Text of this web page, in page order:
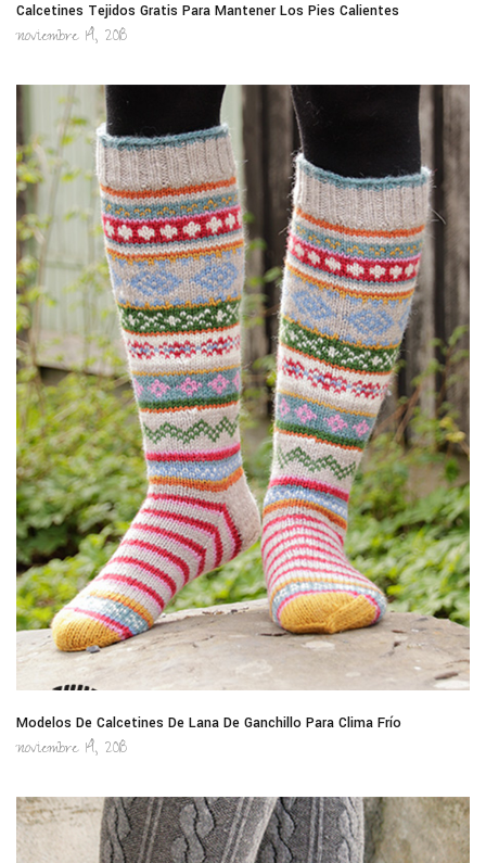
Calcetines Tejidos Gratis Para Mantener Los Pies Calientes
noviembre 14, 2018
Modelos De Calcetines De Lana De Ganchillo Para Clima Frío
noviembre 14, 2018